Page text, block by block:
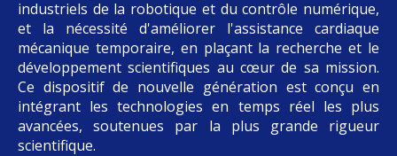
industriels de la robotique et du contrôle numérique,
et la nécessité d'améliorer l'assistance cardiaque
mécanique temporaire, en plaçant la recherche et le
développement scientifiques au cœur de sa mission.
Ce dispositif de nouvelle génération est conçu en
intégrant les technologies en temps réel les plus
avancées, soutenues par la plus grande rigueur
scientifique.